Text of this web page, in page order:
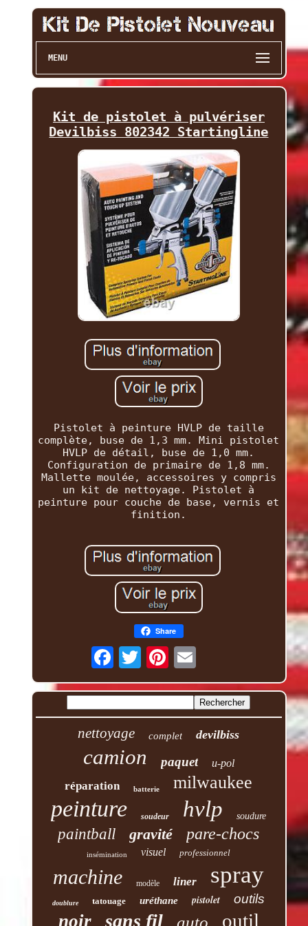
MENU
Kit de pistolet à pulvériser
Devilbiss 802342 Startingline
Pistolet à peinture HVLP de taille
complète, buse de 1,3 mm. Mini pistolet
HVLP de détail, buse de 1,0 mm.
Configuration de primaire de 1,8 mm.
Mallette moulée, accessoires y compris
un kit de nettoyage. Pistolet à
peinture pour couche de base, vernis et
finition.
Share
nettoyage complet devilbiss
camion paquet u-pol
réparation batterie milwaukee
peinture soudeur hvlp soudure
paintball gravité pare-chocs
insémination visuel professionnel
machine modèle liner spray
doublure tatouage uréthane pistolet outils
noir sans fil outil